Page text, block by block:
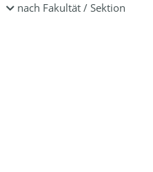
nach Fakultät / Sektion